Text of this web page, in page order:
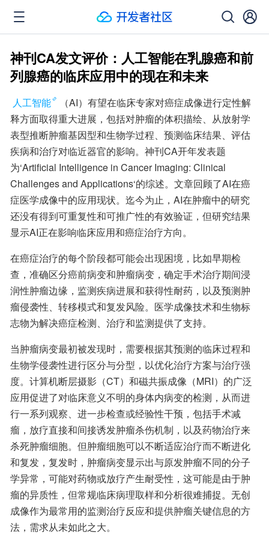
神刊CA发文评价：人工智能在乳腺癌和前
列腺癌的临床应用中的现在和未来
人工智能
（AI）有望在临床专家对癌症成像进行定性解
释方面取得重大进展，包括对肿瘤的体积描绘、从放射学
表型推断肿瘤基因型和生物学过程、预测临床结果、评估
疾病和治疗对临近器官的影响。神刊CA开年发表题
为‘Artificial Intelligence in Cancer Imaging: Clinical
Challenges and Applications‘的综述。文章回顾了AI在癌
症医学成像中的应用现状。迄今为止，AI在肿瘤中的研究
还没有得到可重复性和可推广性的有效验证，但研究结果
显示AI正在影响临床应用和癌症治疗方向。
在癌症治疗的每个阶段都可能会出现困境，比如早期检
查，准确区分癌前病变和肿瘤病变，确定手术治疗期间浸
润性肿瘤边缘，监测疾病进展和获得性耐药，以及预测肿
瘤侵袭性、转移模式和复发风险。医学成像技术和生物标
志物为解决癌症检测、治疗和监测提供了支持。
当肿瘤病变最初被发现时，需要根据其预测的临床过程和
生物学侵袭性进行区分与分型，以优化治疗方案与治疗强
度。计算机断层摄影（CT）和磁共振成像（MRI）的广泛
应用促进了对临床意义不明的身体内病变的检测，从而进
行一系列观察、进一步检查或经验性干预，包括手术减
瘤，放疗直接和间接诱发肿瘤杀伤机制，以及药物治疗来
杀死肿瘤细胞。但肿瘤细胞可以不断适应治疗而不断进化
和复发，复发时，肿瘤病变显示出与原发肿瘤不同的分子
学异常，可能对药物或放疗产生耐受性，这可能是由于肿
瘤的异质性，但常规临床病理取样和分析很难捕捉。无创
成像作为最常用的监测治疗反应和提供肿瘤关键信息的方
法，需求从未如此之大。